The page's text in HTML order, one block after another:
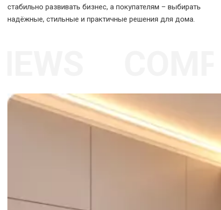
стабильно развивать бизнес, а покупателям – выбирать
надёжные, стильные и практичные решения для дома.